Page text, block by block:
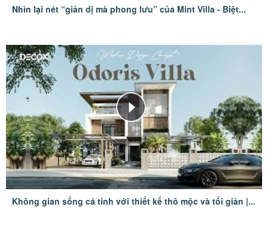
Nhìn lại nét “giản dị mà phong lưu” của Mint Villa - Biệt...
Không gian sống cá tính với thiết kế thô mộc và tối giản |...